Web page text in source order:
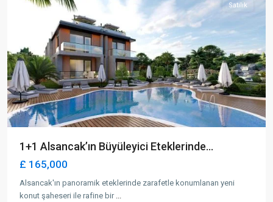
Satılık
1+1 Alsancak’ın Büyüleyici Eteklerinde...
£ 165,000
Alsancak'ın panoramik eteklerinde zarafetle konumlanan yeni
konut şaheseri ile rafine bir